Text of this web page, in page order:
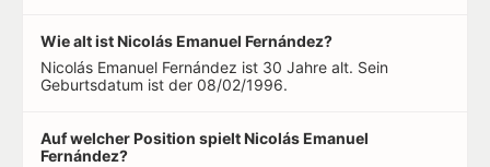
Wie alt ist Nicolás Emanuel Fernández?
Nicolás Emanuel Fernández ist 30 Jahre alt. Sein
Geburtsdatum ist der 08/02/1996.
Auf welcher Position spielt Nicolás Emanuel
Fernández?